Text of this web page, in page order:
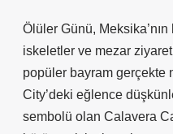
Ölüler Günü,
iskeletler ve mezar
popüler bayram gerçekte
City’deki eğlence
sembolü olan Calavera